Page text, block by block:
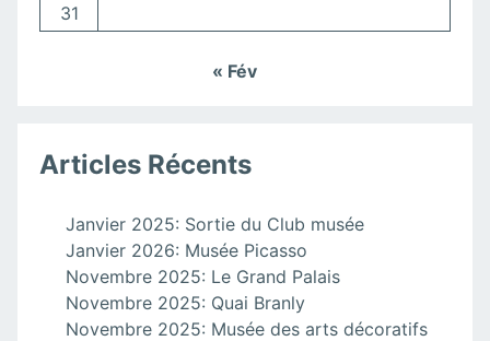
31
« Fév
Articles Récents
Janvier 2025: Sortie du Club musée
Janvier 2026: Musée Picasso
Novembre 2025: Le Grand Palais
Novembre 2025: Quai Branly
Novembre 2025: Musée des arts décoratifs